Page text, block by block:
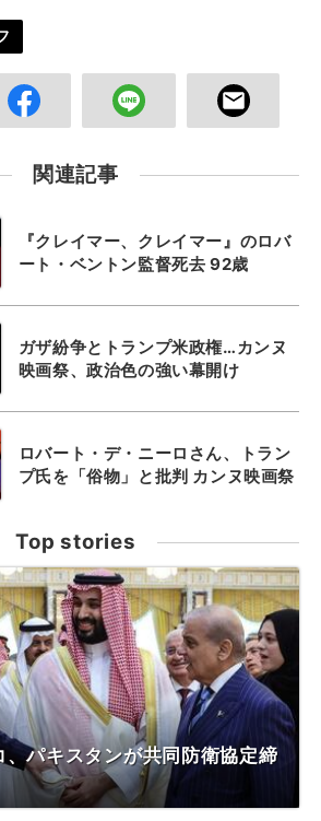
関連記事
『クレイマー、クレイマー』のロバ
ート・ベントン監督死去 92歳
ガザ紛争とトランプ米政権…カンヌ
映画祭、政治色の強い幕開け
ロバート・デ・ニーロさん、トラン
プ氏を「俗物」と批判 カンヌ映画祭
Top stories
、パキスタンが共同防衛協定締